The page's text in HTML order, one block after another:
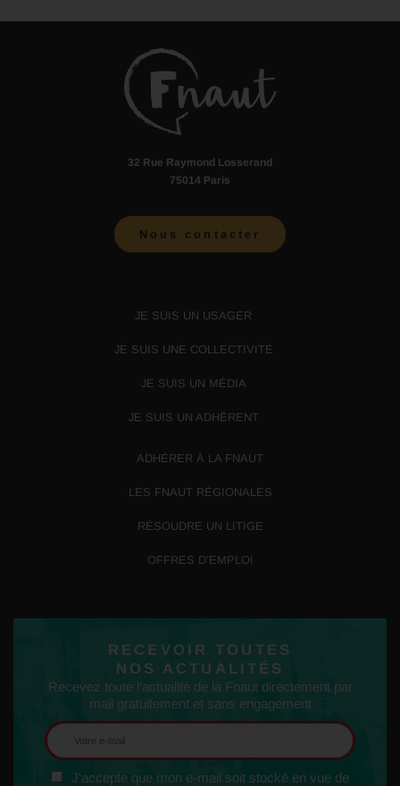
32 Rue Raymond Losserand
75014 Paris
Nous contacter
JE SUIS UN USAGER
JE SUIS UNE COLLECTIVITÉ
JE SUIS UN MÉDIA
JE SUIS UN ADHÉRENT
ADHÉRER À LA FNAUT
LES FNAUT RÉGIONALES
RÉSOUDRE UN LITIGE
OFFRES D’EMPLOI
RECEVOIR TOUTES
NOS ACTUALITÉS
Recevez toute l'actualité de la Fnaut directement par
mail gratuitement et sans engagement
J'accepte que mon e-mail soit stocké en vue de